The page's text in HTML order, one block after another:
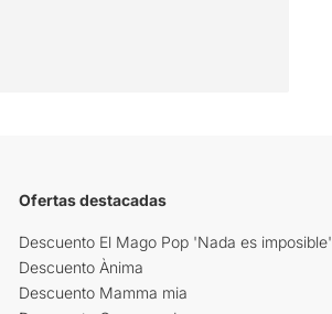
Ofertas destacadas
Descuento El Mago Pop 'Nada es imposible'
Descuento Ànima
Descuento Mamma mia